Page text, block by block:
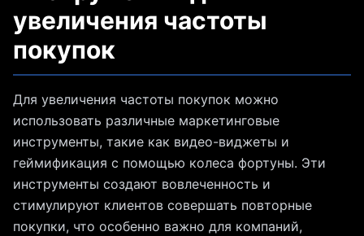
увеличения частоты
покупок
Для увеличения частоты покупок можно
использовать различные маркетинговые
инструменты, такие как видео-виджеты и
геймификация с помощью колеса фортуны. Эти
инструменты создают вовлеченность и
стимулируют клиентов совершать повторные
покупки, что особенно важно для компаний,